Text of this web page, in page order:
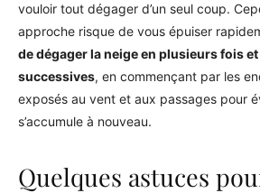
vouloir tout dégager d’un seul coup.
approche risque de vous épuiser
de dégager la neige en plusieurs fois
successives, en commençant par les
exposés au vent et aux passages pour
s’accumule à nouveau.
Quelques astuces